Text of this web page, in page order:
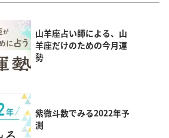
山羊座占い師による、山
羊座だけのための今月運
勢
紫微斗数でみる2022年予
測